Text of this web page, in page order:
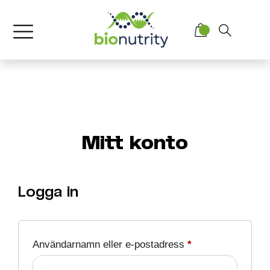
Mitt konto
Logga in
Användarnamn eller e-postadress *